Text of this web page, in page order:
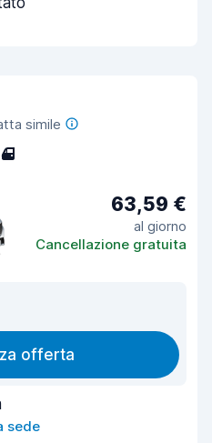
simile
4
63,59 €
al giorno
Cancellazione gratuita
offerta
sede